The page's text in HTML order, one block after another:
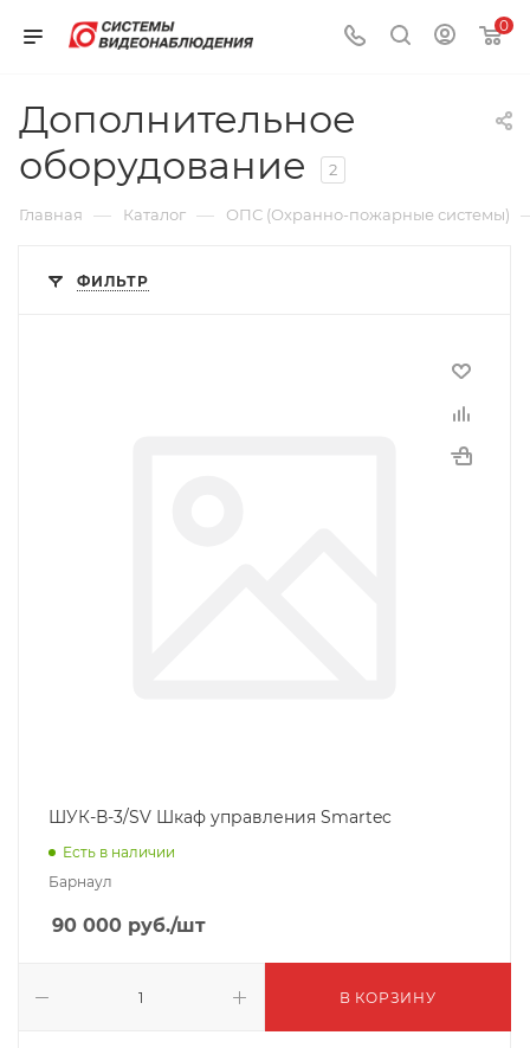
0
Дополнительное
оборудование
2
Главная — Каталог — ОПС (Охранно-пожарные системы)
ФИЛЬТР
ШУК-В-3/SV Шкаф управления Smartec
Есть в наличии
Барнаул
90 000 руб./шт
В КОРЗИНУ